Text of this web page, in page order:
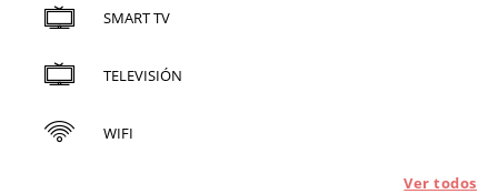
SMART TV
TELEVISIÓN
WIFI
Ver todos